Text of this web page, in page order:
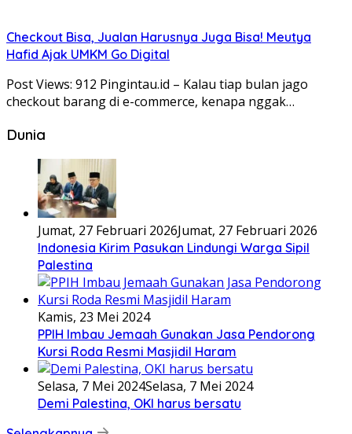
Checkout Bisa, Jualan Harusnya Juga Bisa! Meutya
Hafid Ajak UMKM Go Digital
Post Views: 912 Pingintau.id – Kalau tiap bulan jago
checkout barang di e-commerce, kenapa nggak…
Dunia
Jumat, 27 Februari 2026Jumat, 27 Februari 2026
Indonesia Kirim Pasukan Lindungi Warga Sipil
Palestina
Kamis, 23 Mei 2024
PPIH Imbau Jemaah Gunakan Jasa Pendorong
Kursi Roda Resmi Masjidil Haram
Selasa, 7 Mei 2024Selasa, 7 Mei 2024
Demi Palestina, OKI harus bersatu